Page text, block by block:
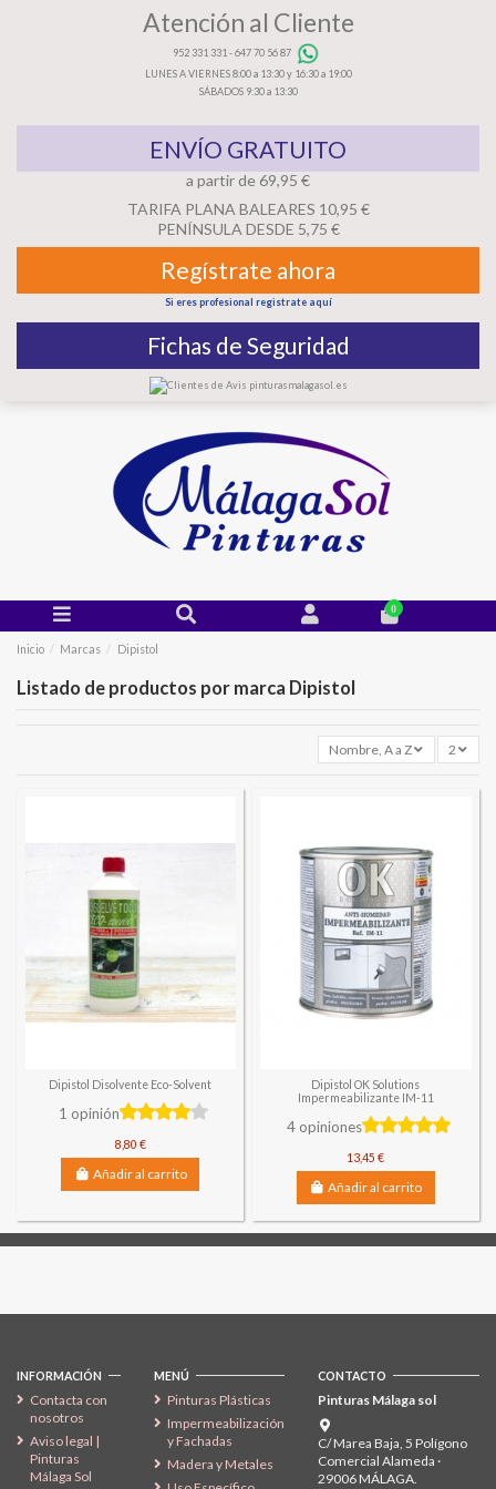
Atención al Cliente
952 331 331 -647 70 56 87
LUNES A VIERNES 8:00 a 13:30 y 16:30 a 19:00
SÁBADOS 9:30 a 13:30
ENVÍO GRATUITO
a partir de 69,95 €
TARIFA PLANA BALEARES 10,95 €
PENÍNSULA DESDE 5,75 €
Regístrate ahora
Si eres profesional registrate aquí
Fichas de Seguridad
0
Inicio Marcas Dipistol
Listado de productos por marca Dipistol
Nombre, A a Z 2
Dipistol Disolvente Eco-Solvent
1 opinión
8,80 €
Añadir al carrito
Dipistol OK Solutions
Impermeabilizante IM-11
4 opiniones
13,45 €
Añadir al carrito
INFORMACIÓN
Contacta con
nosotros
Aviso legal |
Pinturas
Málaga Sol
MENÚ
Pinturas Plásticas
Impermeabilización
y Fachadas
Madera y Metales
CONTACTO
Pinturas Málaga sol
C/ Marea Baja, 5 Polígono
Comercial Alameda ·
29006 MÁLAGA.